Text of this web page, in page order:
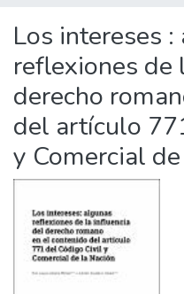
All of RIUFLO
Statistics
Los intereses
reflexiones de
derecho
del artículo
y Comercial